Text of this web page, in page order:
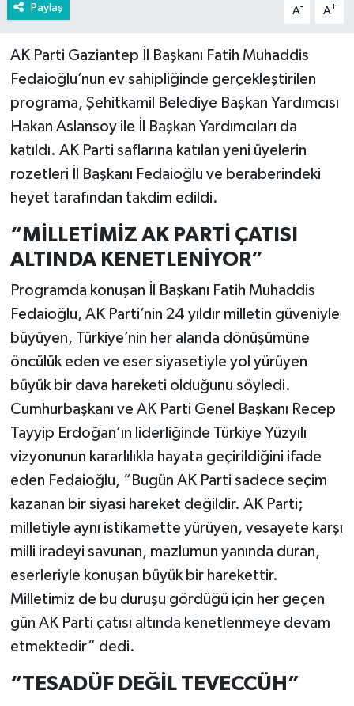
Paylaş A- A+
AK Parti Gaziantep İl Başkanı Fatih Muhaddis
Fedaioğlu’nun ev sahipliğinde gerçekleştirilen
programa, Şehitkamil Belediye Başkan Yardımcısı
Hakan Aslansoy ile İl Başkan Yardımcıları da
katıldı. AK Parti saflarına katılan yeni üyelerin
rozetleri İl Başkanı Fedaioğlu ve beraberindeki
heyet tarafından takdim edildi.
“MİLLETİMİZ AK PARTİ ÇATISI
ALTINDA KENETLENİYOR”
Programda konuşan İl Başkanı Fatih Muhaddis
Fedaioğlu, AK Parti’nin 24 yıldır milletin güveniyle
büyüyen, Türkiye’nin her alanda dönüşümüne
öncülük eden ve eser siyasetiyle yol yürüyen
büyük bir dava hareketi olduğunu söyledi.
Cumhurbaşkanı ve AK Parti Genel Başkanı Recep
Tayyip Erdoğan’ın liderliğinde Türkiye Yüzyılı
vizyonunun kararlılıkla hayata geçirildiğini ifade
eden Fedaioğlu, “Bugün AK Parti sadece seçim
kazanan bir siyasi hareket değildir. AK Parti;
milletiyle aynı istikamette yürüyen, vesayete karşı
milli iradeyi savunan, mazlumun yanında duran,
eserleriyle konuşan büyük bir harekettir.
Milletimiz de bu duruşu gördüğü için her geçen
gün AK Parti çatısı altında kenetlenmeye devam
etmektedir” dedi.
“TESADÜF DEĞİL TEVECCÜH”